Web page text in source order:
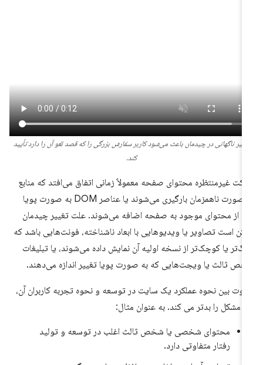
ناگهانی در چیدمان باعث می‌شود کاربر سفارش بزرگی را که قصد لغو آن را دارد تأیید
غیرمنتظره محتوای صفحه معمولاً زمانی اتفاق می‌افتد که منابع
به صورت ناهمزمان بارگیری می‌شوند یا عناصر DOM به صورت پویا
از محتوای موجود به صفحه اضافه می‌شوند. علت تغییر چیدمان
است تصاویر یا ویدیوهایی با ابعاد ناشناخته، فونت‌هایی باشد که
یا کوچک‌تر از نسخه اولیه آن نمایش داده می‌شوند، یا تبلیغات
ثالث یا ویجت‌هایی که به صورت پویا تغییر اندازه می‌دهند.
بین نحوه عملکرد یک سایت در توسعه و نحوه تجربه کاربران آن،
مشکل را بدتر می کند. به عنوان مثال:
محتوای شخصی یا شخص ثالث اغلب در توسعه و تولید
رفتار متفاوتی دارد.